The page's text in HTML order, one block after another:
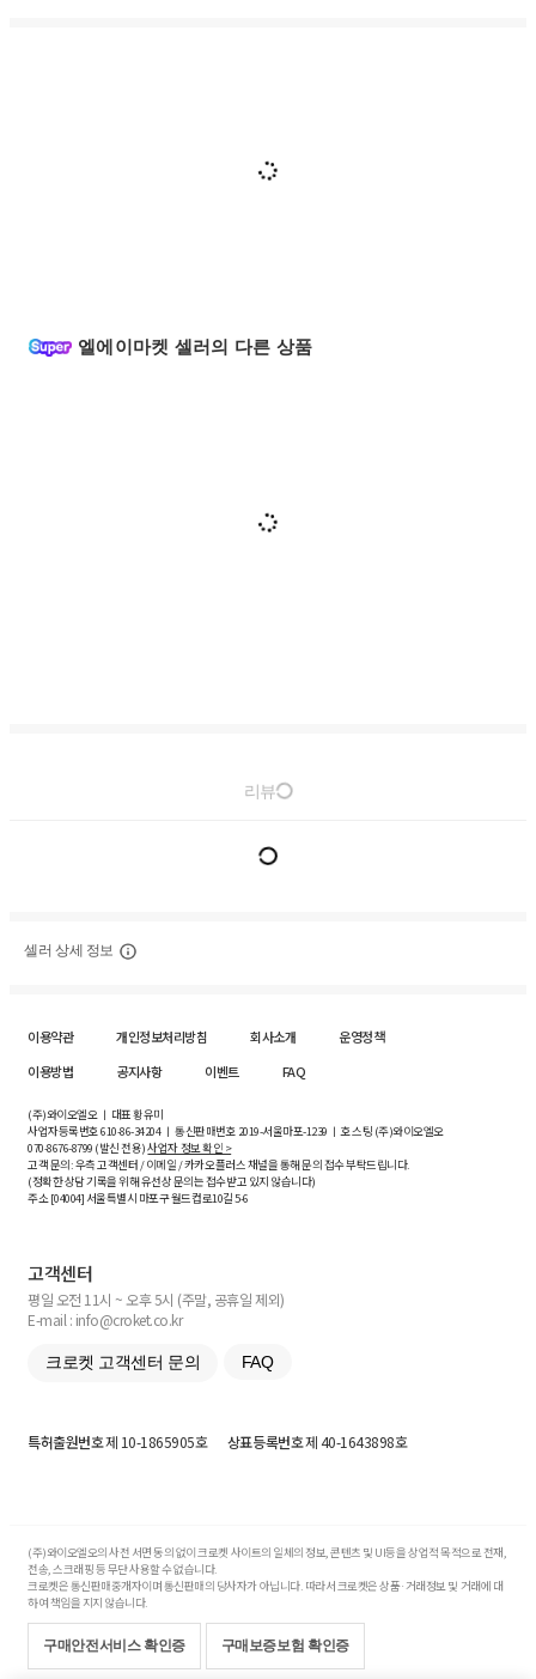
엘에이마켓 셀러의 다른 상품
리뷰
셀러 상세 정보
이용약관 개인정보처리방침 회사소개
운영정책
이용방법
공지사항 이벤트 FAQ
(주)와이오엘오 ㅣ 대표 황유미
사업자등록번호610-86-34204ㅣ 통신판매번호 2019-서울마포-1239 ㅣ 호스팅 (주)와이오엘오
070-8676-8799 (발신 전용)사업자 정보 확인 >
고객 문의: 우측 고객센터 / 이메일 / 카카오플러스 채널을 통해 문의 접수 부탁드립니다.
(정확한 상담 기록을 위해 유선상 문의는 접수받고 있지 않습니다)
주소 [04004] 서울특별시 마포구 월드컵로10길5-6
고객센터
평일 오전 11시 ~ 오후 5시 (주말, 공휴일 제외)
E-mail : info@croket.co.kr
크로켓 고객센터 문의 FAQ
특허출원번호제 10-1865905호 상표등록번호제 40-1643898호
(주)와이오엘오의 사전 서면 동의 없이 크로켓 사이트의 일체의 정보, 콘텐츠 및 UI등을 상업적 목적으로 전재,
전송, 스크래핑 등 무단 사용할 수 없습니다.
크로켓은 통신판매중개자이며 통신판매의 당사자가 아닙니다. 따라서 크로켓은 상품·거래정보 및 거래에 대
하여 책임을 지지 않습니다.
구매안전서비스 확인증 구매보증보험 확인증